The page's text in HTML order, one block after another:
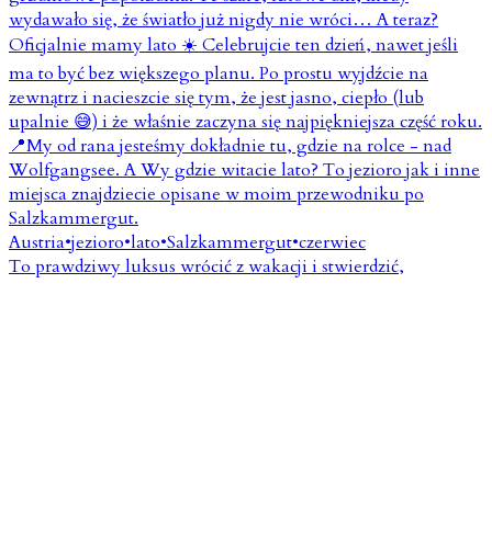
To prawdziwy luksus wrócić z wakacji i stwierdzić,